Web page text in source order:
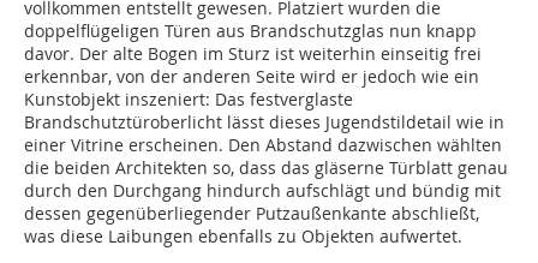
vollkommen entstellt gewesen. Platziert wurden die
doppelflügeligen Türen aus Brandschutzglas nun knapp
davor. Der alte Bogen im Sturz ist weiterhin einseitig frei
erkennbar, von der anderen Seite wird er jedoch wie ein
Kunstobjekt inszeniert: Das festverglaste
Brandschutztüroberlicht lässt dieses Jugendstildetail wie in
einer Vitrine erscheinen. Den Abstand dazwischen wählten
die beiden Architekten so, dass das gläserne Türblatt genau
durch den Durchgang hindurch aufschlägt und bündig mit
dessen gegenüberliegender Putzaußenkante abschließt,
was diese Laibungen ebenfalls zu Objekten aufwertet.